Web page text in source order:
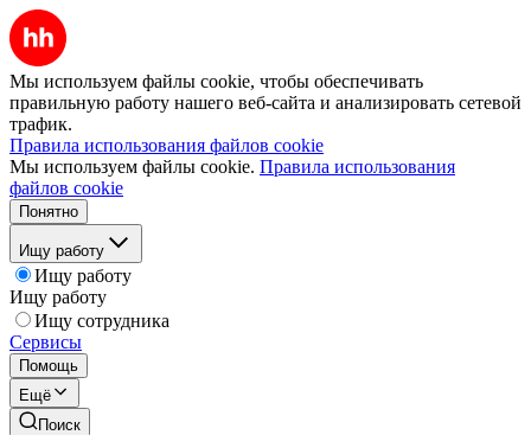
Мы используем файлы cookie, чтобы обеспечивать
правильную работу нашего веб-сайта и анализировать сетевой
трафик.
Правила использования файлов cookie
Мы используем файлы cookie. Правила использования
файлов cookie
Понятно
Ищу работу
Ищу работу
Ищу работу
Ищу сотрудника
Сервисы
Помощь
Ещё
Поиск